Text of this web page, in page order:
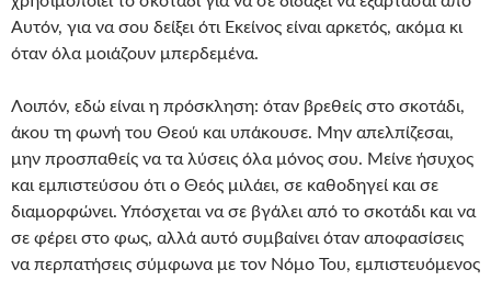
Αυτόν, για να σου δείξει ότι Εκείνος είναι αρκετός, ακόμα κι
όταν όλα μοιάζουν μπερδεμένα.
Λοιπόν, εδώ είναι η πρόσκληση: όταν βρεθείς στο σκοτάδι,
άκου τη φωνή του Θεού και υπάκουσε. Μην απελπίζεσαι,
μην προσπαθείς να τα λύσεις όλα μόνος σου. Μείνε ήσυχος
και εμπιστεύσου ότι ο Θεός μιλάει, σε καθοδηγεί και σε
διαμορφώνει. Υπόσχεται να σε βγάλει από το σκοτάδι και να
σε φέρει στο φως, αλλά αυτό συμβαίνει όταν αποφασίσεις
να περπατήσεις σύμφωνα με τον Νόμο Του, εμπιστευόμενος